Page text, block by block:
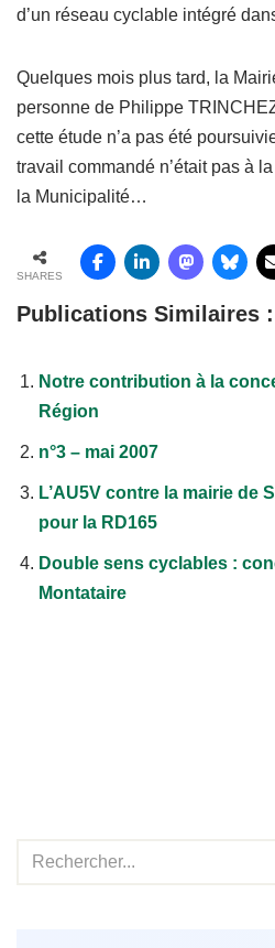
d’un réseau cyclable intégré
Quelques mois plus tard, la
personne de Philippe
cette étude n’a pas été
travail commandé n’était pas à
la Municipalité…
SHARES
Publications Similaires :
Notre contribution à la
Région
n°3 – mai 2007
L’AU5V contre la mairie de
pour la RD165
Double sens cyclables :
Montataire